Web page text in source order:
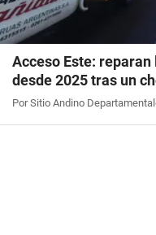
Acceso Este:
desde 2025 tras un
Por Sitio Andino